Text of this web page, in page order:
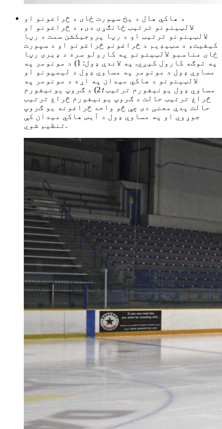
د هاکي هال د یخ سپورت ځای د څراغونو او
لالټینونو ترتیب ځانګړی دی، د څراغونو او
لالټینونو ترتیب او د رڼا پروجیکشن سمت د رڼا
کیفیت، د سټیډیم د څراغونو څراغونو او د سپورت
ځای مناسبو لالټینونو په کارولو سره د ډیری رڼا
په توګه کارول کیږي. په لاندې ډول: 1) د مونومر په
مساوي ډول د مونومر په مساوي ډول د لیمپونو او
لالټینونو د هاکي میدان په اړه د مونومر په
مساوي ډول یونیفورم ترتیب؛2) د ګروپ یونیفورم
څراغ ترتیب حالت د ګروپ یونیفورم څراغ ترتیب
حالت پدې معنی دی چې څو واحد څراغونه یو ګروپ
جوړوي او په مساوي ډول د آیس هاکي میدان کې
تنظیم شوي.